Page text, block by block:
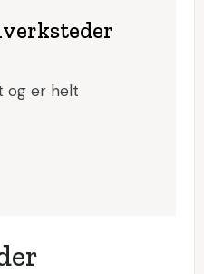
og er helt